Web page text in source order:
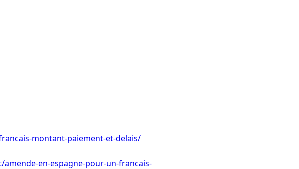
montant-paiement-et-delais/
en-espagne-pour-un-francais-